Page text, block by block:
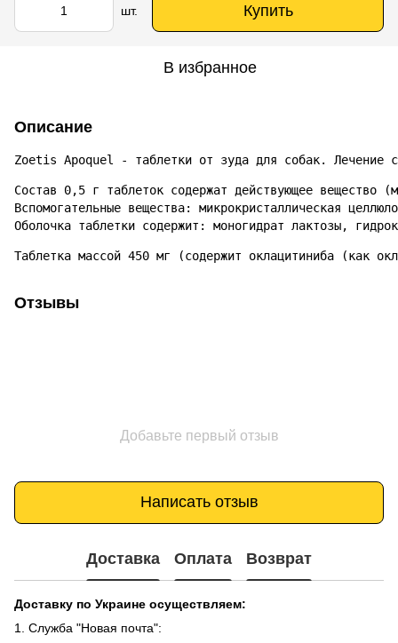
шт. Купить
В избранное
Описание
Zoetis Apoquel - таблетки от зуда для собак. Лечение
Состав 0,5 г таблеток содержат действующее
Вспомогательные вещества: микрокристаллическая
Оболочка таблетки содержит: моногидрат лактозы,
Таблетка массой 450 мг (содержит оклацитиниба (как
Отзывы
Добавьте первый отзыв
Написать отзыв
Доставка Оплата Возврат
Доставку по Украине осуществляем:
1. Служба "Новая почта":